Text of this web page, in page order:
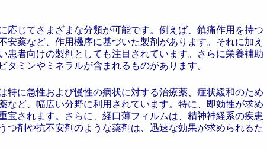
応じてさまざまな分類が可能です。例えば、鎮痛作用を持つ
安薬など、作用機序に基づいた製剤があります。それに加え
患者向けの製剤としても注目されています。さらに栄養補助
ミンやミネラルが含まれるものがあります。
特に急性および慢性の病状に対する治療薬、症状緩和のため
など、幅広い分野に利用されています。特に、即効性が求め
宝されます。さらに、経口薄フィルムは、精神神経系の疾患
つ剤や抗不安剤のような薬剤は、迅速な効果が求められるた